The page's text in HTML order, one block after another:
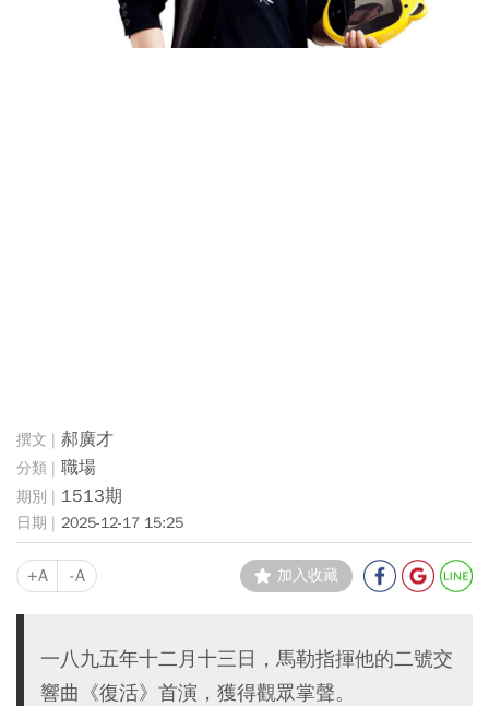
郝廣才
職場
1513期
2025-12-17 15:25
+A -A 加入收藏
一八九五年十二月十三日，馬勒指揮他的二號交
響曲《復活》首演，獲得觀眾掌聲。